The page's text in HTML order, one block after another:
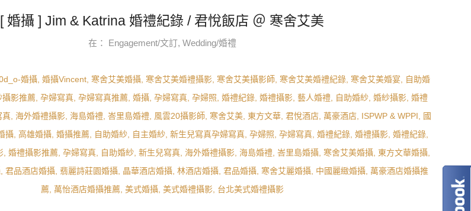
[ 婚攝 ] Jim & Katrina 婚禮紀錄 / 君悅飯店 ＠ 寒舍艾美
在： Engagement/文訂, Wedding/婚禮